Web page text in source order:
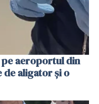
aeroportul din
de aligator și o